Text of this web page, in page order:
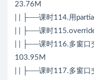
23.76M
| | ├──课时114.用
| | ├──课时
| | ├──课时116.多窗口
103.95M
| | ├──课时117.多窗口